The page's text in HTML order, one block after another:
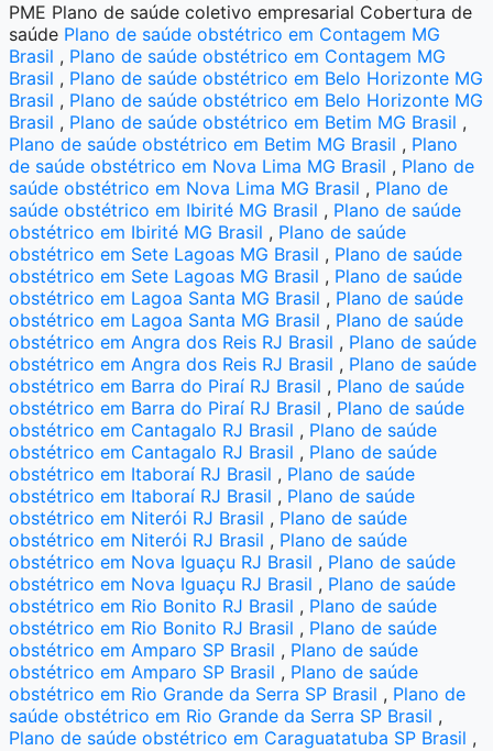
PME Plano de saúde coletivo empresarial Cobertura de
saúde Plano de saúde obstétrico em Contagem MG
Brasil , Plano de saúde obstétrico em Contagem MG
Brasil , Plano de saúde obstétrico em Belo Horizonte MG
Brasil , Plano de saúde obstétrico em Belo Horizonte MG
Brasil , Plano de saúde obstétrico em Betim MG Brasil ,
Plano de saúde obstétrico em Betim MG Brasil , Plano
de saúde obstétrico em Nova Lima MG Brasil , Plano de
saúde obstétrico em Nova Lima MG Brasil , Plano de
saúde obstétrico em Ibirité MG Brasil , Plano de saúde
obstétrico em Ibirité MG Brasil , Plano de saúde
obstétrico em Sete Lagoas MG Brasil , Plano de saúde
obstétrico em Sete Lagoas MG Brasil , Plano de saúde
obstétrico em Lagoa Santa MG Brasil , Plano de saúde
obstétrico em Lagoa Santa MG Brasil , Plano de saúde
obstétrico em Angra dos Reis RJ Brasil , Plano de saúde
obstétrico em Angra dos Reis RJ Brasil , Plano de saúde
obstétrico em Barra do Piraí RJ Brasil , Plano de saúde
obstétrico em Barra do Piraí RJ Brasil , Plano de saúde
obstétrico em Cantagalo RJ Brasil , Plano de saúde
obstétrico em Cantagalo RJ Brasil , Plano de saúde
obstétrico em Itaboraí RJ Brasil , Plano de saúde
obstétrico em Itaboraí RJ Brasil , Plano de saúde
obstétrico em Niterói RJ Brasil , Plano de saúde
obstétrico em Niterói RJ Brasil , Plano de saúde
obstétrico em Nova Iguaçu RJ Brasil , Plano de saúde
obstétrico em Nova Iguaçu RJ Brasil , Plano de saúde
obstétrico em Rio Bonito RJ Brasil , Plano de saúde
obstétrico em Rio Bonito RJ Brasil , Plano de saúde
obstétrico em Amparo SP Brasil , Plano de saúde
obstétrico em Amparo SP Brasil , Plano de saúde
obstétrico em Rio Grande da Serra SP Brasil , Plano de
saúde obstétrico em Rio Grande da Serra SP Brasil ,
Plano de saúde obstétrico em Caraguatatuba SP Brasil ,